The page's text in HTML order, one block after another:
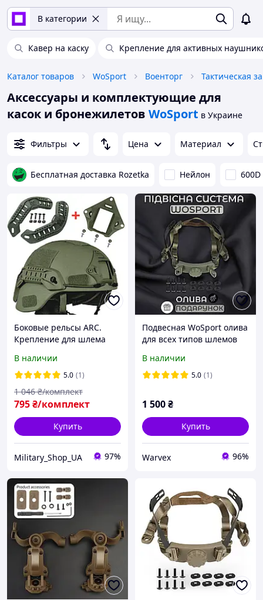
В категории
Кавер на каску Крепление для активных
Каталог товаров WoSport Военторг Тактическая
Аксессуары и комплектующие для
касок и бронежилетов WoSport в Украине
Фильтры Цена Материал
Бесплатная доставка Rozetka Нейлон 600D
Боковые рельсы ARC.
Крепление для шлема
тактический шлем.
Шрауд. Цвет: Green
зелёный
В наличии
5.0 (1)
795₴/комплект
1 046 ₴/комплект
Купить
Military_Shop_UA 97%
Подвесная WoSport олива
для всех типов шлемов
В наличии
5.0 (1)
1 500₴
Купить
Warvex 96%